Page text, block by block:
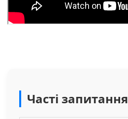
Часті запитання